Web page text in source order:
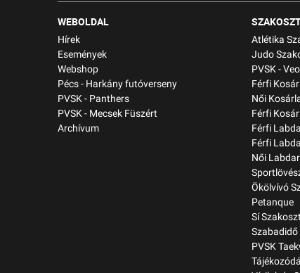
WEBOLDAL
Hírek
Események
Webshop
Pécs - Harkány futóverseny
PVSK - Panthers
PVSK - Mecsek Füszért
Archívum
Atlétika
Judo
PVSK -
Férfi
Női
Férfi
Férfi
Férfi
Női
Ökölvívó
Petanque
Sí
PVSK